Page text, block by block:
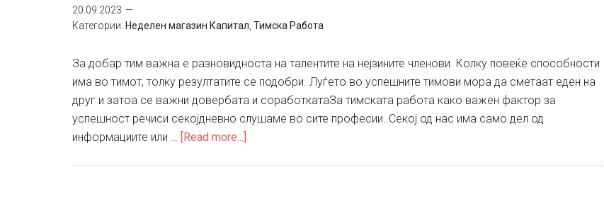
20.09.2023
Категории: Неделен магазин Капитал Тимска Работа
За добар тим важна е разновидноста на талентите на нејзините членови. Колку повеќе способности
има во тимот, толку резултатите се подобри. Луѓето во успешните тимови мора да сметаат еден на
друг и затоа се важни довербата и соработкатаЗа тимската работа како важен фактор за
успешност речиси секојдневно слушаме во сите професии. Секој од нас има само дел од
информациите или … [Read more...]